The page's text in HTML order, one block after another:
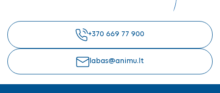
+370 669 77 900
labas@animu.lt